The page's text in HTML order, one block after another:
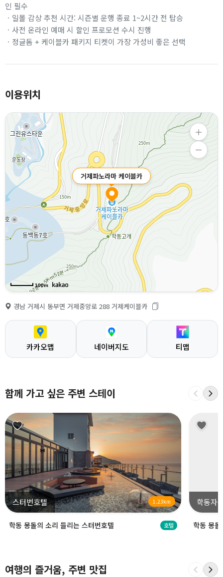
인 필수
ㆍ일몰 감상 추천 시간: 시즌별 운행 종료 1~2시간 전 탑승
ㆍ사전 온라인 예매 시 할인 프로모션 수시 진행
ㆍ정글돔 + 케이블카 패키지 티켓이 가장 가성비 좋은 선택
이용위치
거제파노라마 케이블카
100m
경남 거제시 동부면 거제중앙로 288 거제케이블카
카카오맵 네이버지도 티맵
함께 가고 싶은 주변 스테이
스터번호텔 1.23km
학동 몽돌의 소리 들리는 스터번호텔 호텔
학동자
학동 몽
여행의 즐거움, 주변 맛집